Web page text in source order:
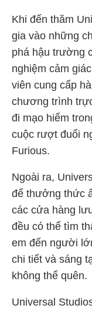
Khi đến thăm
gia vào những
phá hậu trường
nghiệm cảm
viên cung cấp
chương trình
đi mạo hiểm
cuộc rượt đuổi
Furious.
Ngoài ra,
để thưởng thức
các cửa hàng
đều có thể tìm
em đến người
chi tiết và sáng
không thể quên.
Universal